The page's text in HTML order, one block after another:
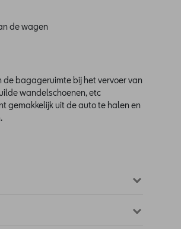
de wagen
de bagageruimte bij het vervoer van
wandelschoenen, etc
gemakkelijk uit de auto te halen en